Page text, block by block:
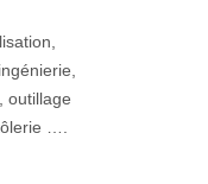
outillage
….